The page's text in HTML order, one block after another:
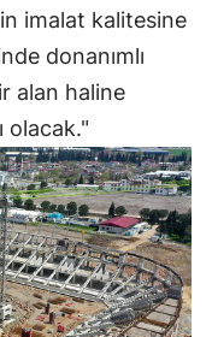
imalat kalitesine
donanımlı
alan haline
olacak."